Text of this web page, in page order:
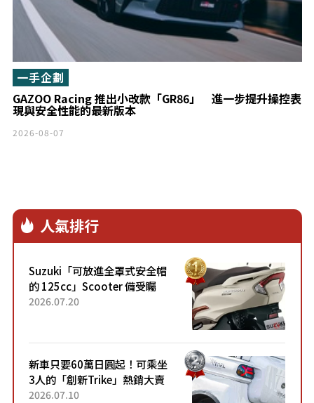
GAZOO Racing 推出小改款「GR86」 進一步提升操控表
現與安全性能的最新版本
一手企劃
2026-08-07
人氣排行
Suzuki「可放進全罩式安全帽
的 125cc」Scooter 備受矚
目！採用全新流線設計與各項
2026.07.20
新車只要60萬日圓起！可乘坐
3人的「創新Trike」熱銷大賣
成為人氣車款！「養車成本真
2026.07.10